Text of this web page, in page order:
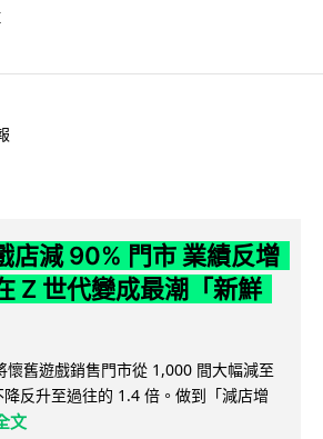
店減 90% 門市 業績反增
Z 世代變成最潮「新鮮
懷舊遊戲銷售門市從 1,000 間大幅減至
反升至過往的 1.4 倍。做到「減店增
文